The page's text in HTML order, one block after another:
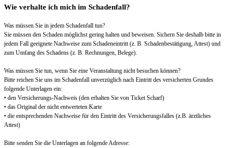
Wie verhalte ich mich im Schadenfall?
Was müssen Sie in jedem Schadenfall tun?
Sie müssen den Schaden möglichst gering halten und beweisen. Sichern Sie deshalb bitte in
jedem Fall geeignete Nachweise zum Schadeneintritt (z. B. Schadenbestätigung, Attest) und
zum Umfang des Schadens (z. B. Rechnungen, Belege).
Was müssen Sie tun, wenn Sie eine Veranstaltung nicht besuchen können?
Bitte reichen Sie uns im Schadenfall unverzüglich nach Eintritt des versicherten Grundes
folgende Unterlagen ein:
• den Versicherungs-Nachweis (den erhalten Sie von Ticket Scharf)
• das Original der nicht entwerteten Karte
• die entsprechenden Nachweise für den Eintritt des Versicherungsfalles (z.B. ärztliches
Attest)
Bitte senden Sie die Unterlagen an folgende Adresse: